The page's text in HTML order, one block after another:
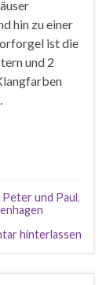
hin zu einer
ist die
und 2
und Paul,
hinterlassen